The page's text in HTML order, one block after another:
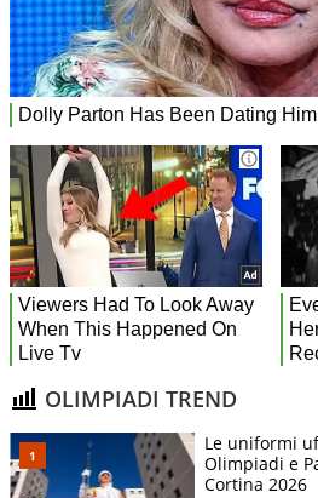
OLIMPIADI TREND
Le uniformi
Olimpiadi e
Cortina 2026